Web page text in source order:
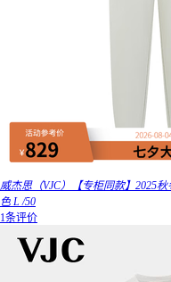
威杰思（VJC）【专柜同款】2025
色 L /50
1条评价